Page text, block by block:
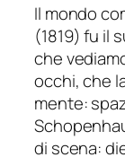
Il mondo
(1819) fu il
che
occhi, che
mente:
di scena: